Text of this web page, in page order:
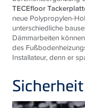
TECEfloor
neue Polypropylen-
unterschiedliche
Dämmarbeiten
des
Installateur, denn er